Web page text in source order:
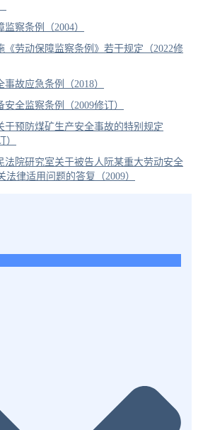
监察条例（2004）
《劳动保障监察条例》若干规定（2022修
事故应急条例（2018）
安全监察条例（2009修订）
于预防煤矿生产安全事故的特别规定
）
法院研究室关于被告人阮某重大劳动安全
法律适用问题的答复（2009）